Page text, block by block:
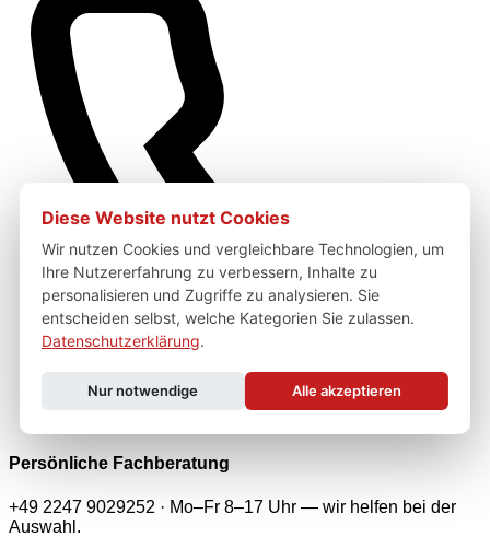
Persönliche Fachberatung
+49 2247 9029252 · Mo–Fr 8–17 Uhr — wir helfen bei der
Auswahl.
Diese Website nutzt Cookies
Wir nutzen Cookies und vergleichbare Technologien, um
Ihre Nutzererfahrung zu verbessern, Inhalte zu
personalisieren und Zugriffe zu analysieren. Sie
entscheiden selbst, welche Kategorien Sie zulassen.
Datenschutzerklärung.
Nur notwendige Alle akzeptieren